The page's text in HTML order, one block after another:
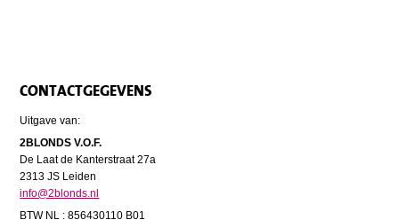
CONTACTGEGEVENS
Uitgave van:
2BLONDS V.O.F.
De Laat de Kanterstraat 27a
2313 JS Leiden
info@2blonds.nl
BTW NL : 856430110 B01